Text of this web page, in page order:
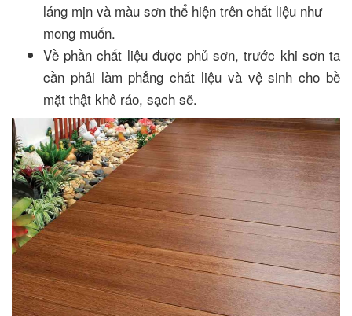
láng mịn và màu sơn thể hiện trên chất liệu như
mong muốn.
Về phần chất liệu được phủ sơn, trước khi sơn ta
cần phải làm phẳng chất liệu và vệ sinh cho bề
mặt thật khô ráo, sạch sẽ.